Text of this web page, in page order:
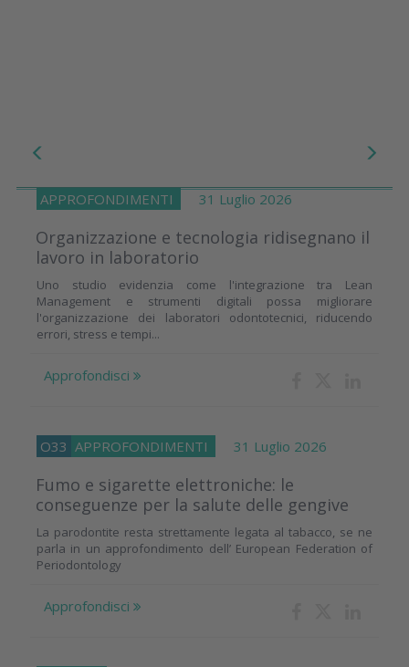
APPROFONDIMENTI 31 Luglio 2026
Organizzazione e tecnologia ridisegnano il
lavoro in laboratorio
Uno studio evidenzia come l'integrazione tra Lean
Management e strumenti digitali possa migliorare
l'organizzazione dei laboratori odontotecnici, riducendo
errori, stress e tempi...
Approfondisci
O33 APPROFONDIMENTI 31 Luglio 2026
Fumo e sigarette elettroniche: le
conseguenze per la salute delle gengive
La parodontite resta strettamente legata al tabacco, se ne
parla in un approfondimento dell’ European Federation of
Periodontology
Approfondisci